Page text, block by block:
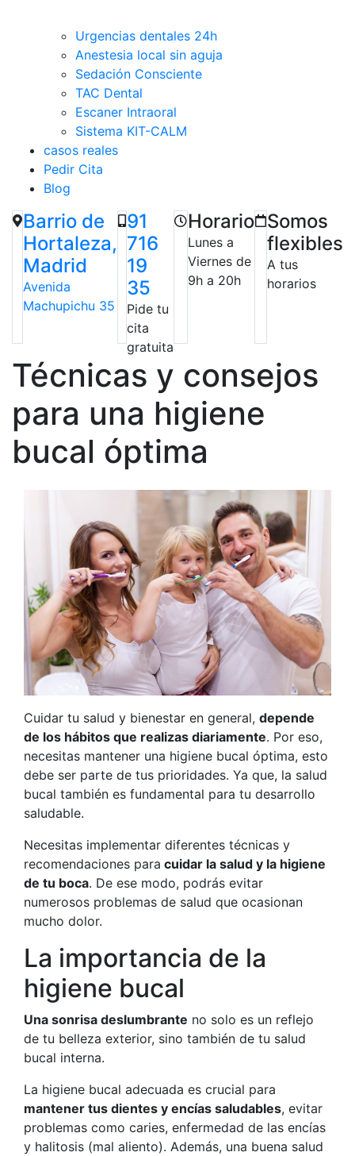
Urgencias dentales 24h
Anestesia local sin aguja
Sedación Consciente
TAC Dental
Escaner Intraoral
Sistema KIT-CALM
casos reales
Pedir Cita
Blog
Barrio de
Hortaleza,
Madrid
Avenida
Machupichu 35
91
716
19
35
Pide tu
cita
gratuita
Horario
Lunes a
Viernes de
9h a 20h
Somos
flexibles
A tus
horarios
Técnicas y consejos
para una higiene
bucal óptima
Cuidar tu salud y bienestar en general, depende
de los hábitos que realizas diariamente. Por eso,
necesitas mantener una higiene bucal óptima, esto
debe ser parte de tus prioridades. Ya que, la salud
bucal también es fundamental para tu desarrollo
saludable.
Necesitas implementar diferentes técnicas y
recomendaciones para cuidar la salud y la higiene
de tu boca. De ese modo, podrás evitar
numerosos problemas de salud que ocasionan
mucho dolor.
La importancia de la
higiene bucal
Una sonrisa deslumbrante no solo es un reflejo
de tu belleza exterior, sino también de tu salud
bucal interna.
La higiene bucal adecuada es crucial para
mantener tus dientes y encías saludables, evitar
problemas como caries, enfermedad de las encías
y halitosis (mal aliento). Además, una buena salud